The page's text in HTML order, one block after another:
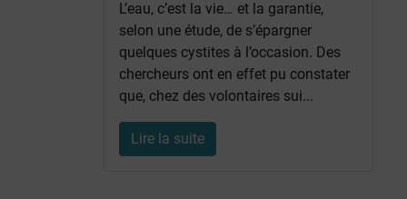
L’eau, c’est la vie… et la garantie,
selon une étude, de s’épargner
quelques cystites à l’occasion. Des
chercheurs ont en effet pu constater
que, chez des volontaires sui...
Lire la suite